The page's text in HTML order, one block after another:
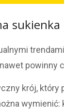
krój, który
wymienić: